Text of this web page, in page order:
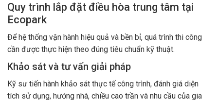
Quy trình lắp đặt điều hòa trung tâm tại
Ecopark
Để hệ thống vận hành hiệu quả và bền bỉ, quá trình thi công
cần được thực hiện theo đúng tiêu chuẩn kỹ thuật.
Khảo sát và tư vấn giải pháp
Kỹ sư tiến hành khảo sát thực tế công trình, đánh giá diện
tích sử dụng, hướng nhà, chiều cao trần và nhu cầu của gia